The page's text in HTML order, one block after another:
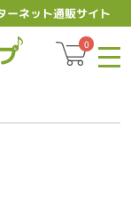
ーネット通販サイト
スズキ
0